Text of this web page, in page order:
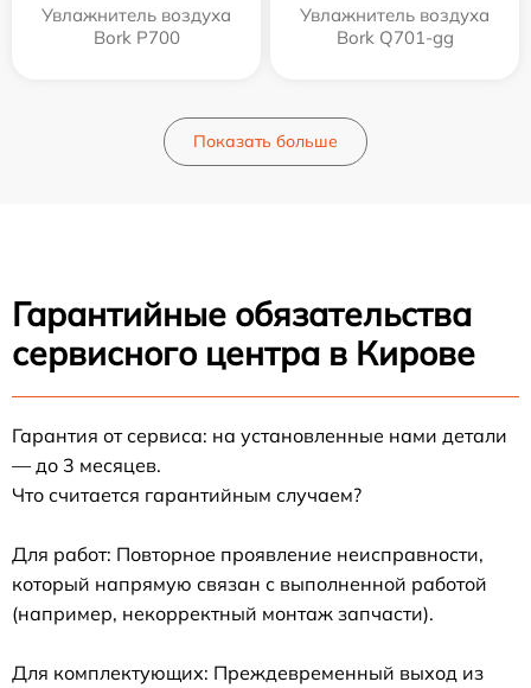
Увлажнитель воздуха
Bork P700
Увлажнитель воздуха
Bork Q701-gg
Показать больше
Гарантийные обязательства
сервисного центра в Кирове
Гарантия от сервиса: на установленные нами детали
— до 3 месяцев.
Что считается гарантийным случаем?
Для работ: Повторное проявление неисправности,
который напрямую связан с выполненной работой
(например, некорректный монтаж запчасти).
Для комплектующих: Преждевременный выход из